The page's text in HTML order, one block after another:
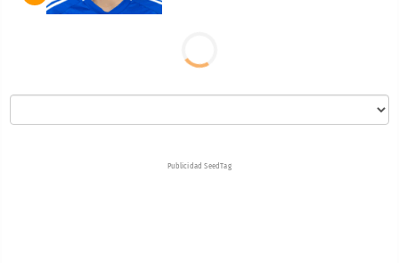
Publicidad SeedTag